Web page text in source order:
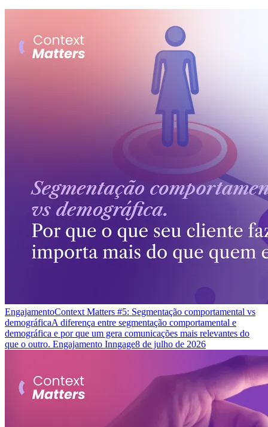
EngajamentoContext Matters #5: Segmentação comportamental vs
demográficaA diferença entre segmentação comportamental e
demográfica e por que um gera comunicações mais relevantes do
que o outro. Engajamento Inngage8 de julho de 2026